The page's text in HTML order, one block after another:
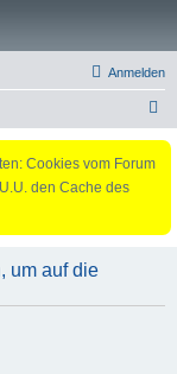
Anmelden
Cookies vom Forum
den Cache des
um auf die